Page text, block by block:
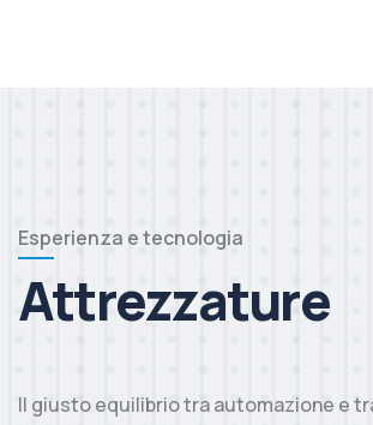
Esperienza e tecnologia
Attrezzature
Il giusto equilibrio tra automazione e